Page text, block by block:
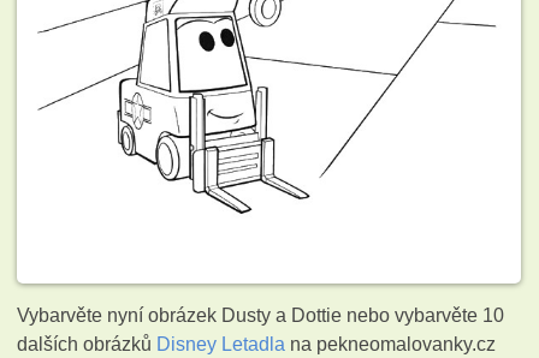
Vybarvěte nyní obrázek Dusty a Dottie nebo vybarvěte 10
dalších obrázků Disney Letadla na pekneomalovanky.cz